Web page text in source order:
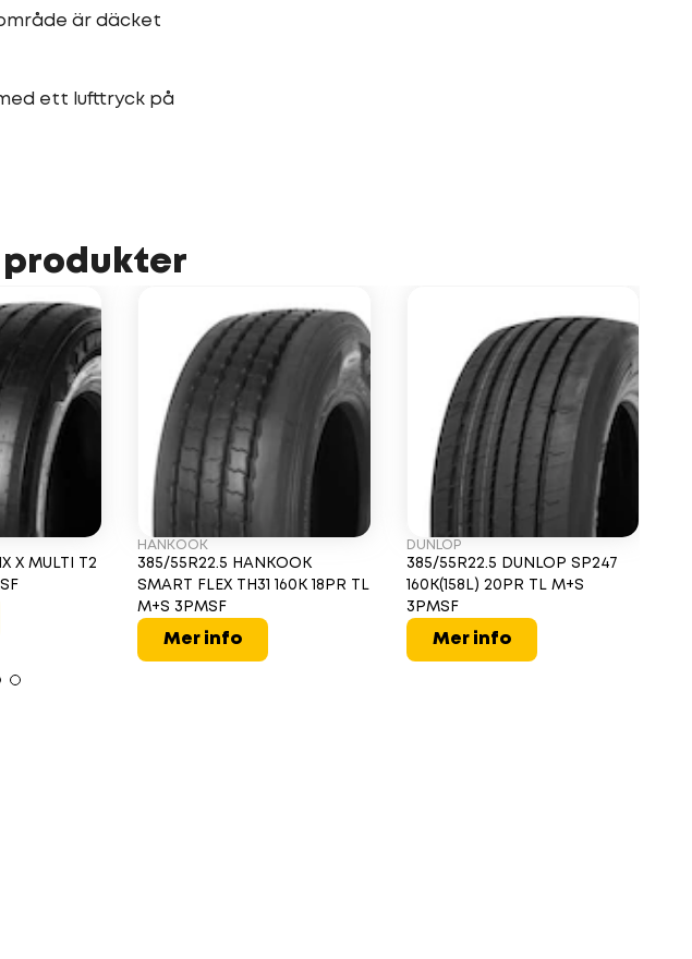
är däcket
ett lufttryck på
X MULTI T2
HANKOOK
385/55R22.5 HANKOOK
SMART FLEX TH31 160K 18PR TL
M+S 3PMSF
Mer info
DUNLOP
385/55R22.5 DUNLOP SP247
160K(158L) 20PR TL M+S
3PMSF
Mer info